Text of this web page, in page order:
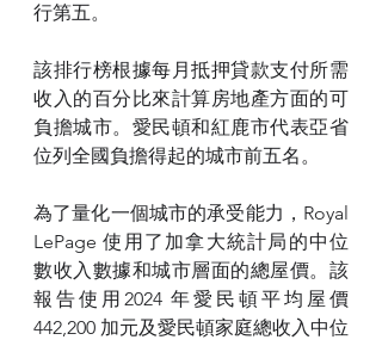
行第五。
該排行榜根據每月抵押貸款支付所需
收入的百分比來計算房地產方面的可
負擔城市。愛民頓和紅鹿市代表亞省
位列全國負擔得起的城市前五名。
為了量化一個城市的承受能力，Royal
LePage 使用了加拿大統計局的中位
數收入數據和城市層面的總屋價。該
報告使用2024 年愛民頓平均屋價
442,200 加元及愛民頓家庭總收入中位